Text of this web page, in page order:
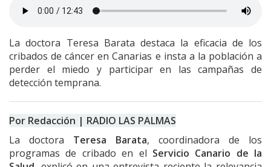
La doctora Teresa Barata destaca la eficacia de los
cribados de cáncer en Canarias e insta a la población a
perder el miedo y participar en las campañas de
detección temprana.
Por Redacción | RADIO LAS PALMAS
La doctora Teresa Barata, coordinadora de los
programas de cribado en el Servicio Canario de la